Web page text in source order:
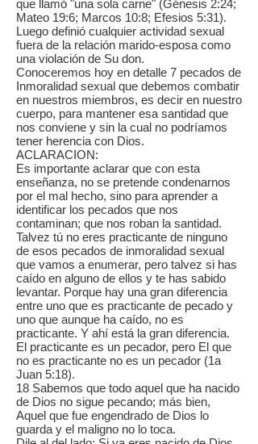
que llamó "una sola carne" (Génesis 2:24;
Mateo 19:6; Marcos 10:8; Efesios 5:31).
Luego definió cualquier actividad sexual
fuera de la relación marido-esposa como
una violación de Su don.
Conoceremos hoy en detalle 7 pecados de
Inmoralidad sexual que debemos combatir
en nuestros miembros, es decir en nuestro
cuerpo, para mantener esa santidad que
nos conviene y sin la cual no podríamos
tener herencia con Dios.
ACLARACION:
Es importante aclarar que con esta
enseñanza, no se pretende condenarnos
por el mal hecho, sino para aprender a
identificar los pecados que nos
contaminan; que nos roban la santidad.
Talvez tú no eres practicante de ninguno
de esos pecados de inmoralidad sexual
que vamos a enumerar, pero talvez si has
caído en alguno de ellos y te has sabido
levantar. Porque hay una gran diferencia
entre uno que es practicante de pecado y
uno que aunque ha caído, no es
practicante. Y ahí está la gran diferencia.
El practicante es un pecador, pero El que
no es practicante no es un pecador (1a
Juan 5:18).
18 Sabemos que todo aquel que ha nacido
de Dios no sigue pecando; más bien,
Aquel que fue engendrado de Dios lo
guarda y el maligno no lo toca.